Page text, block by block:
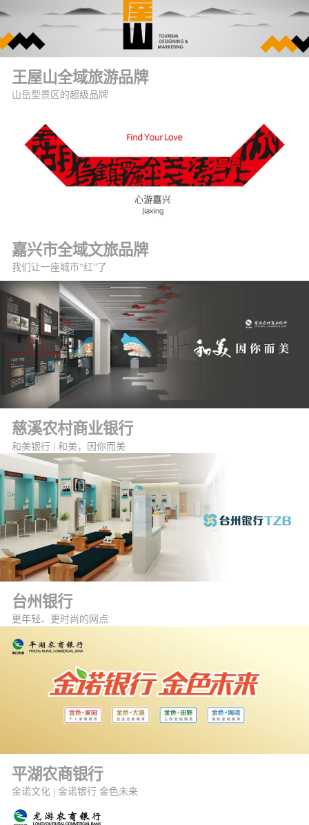
王屋山全域旅游品牌
山岳型景区的超级品牌
嘉兴市全域文旅品牌
我们让一座城市“红”了
慈溪农村商业银行
和美银行 | 和美，因你而美
台州银行
更年轻、更时尚的网点
平湖农商银行
金诺文化 | 金诺银行 金色未来